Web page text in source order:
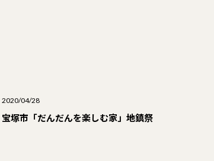
2020/04/28
宝塚市「だんだんを楽しむ家」地鎮祭